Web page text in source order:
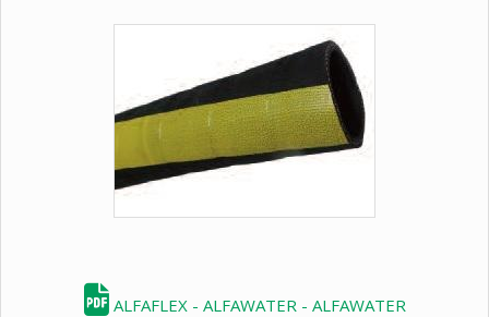
ALFAFLEX - ALFAWATER - ALFAWATER